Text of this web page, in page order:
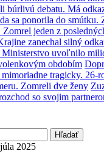
búrlivú debatu. Má
sa ponorila do
Zomrel jeden z
zanechal silný
uvoľnilo
obdobím
tragicky. 26-
Zomreli dve ženy
so svojim
Hľadať
2025